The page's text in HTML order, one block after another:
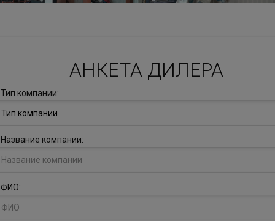
АНКЕТА ДИЛЕРА
Тип компании:
Тип компании
Название компании:
ФИО: